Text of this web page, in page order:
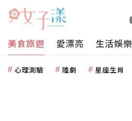
美食旅遊 愛漂亮 生活娛樂
心理測驗 陸劇 星座生肖